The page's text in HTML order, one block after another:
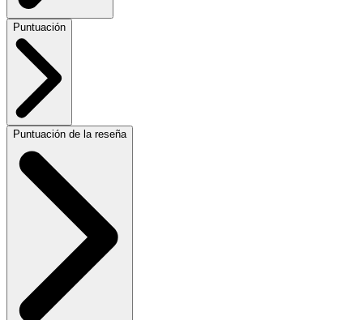
Puntuación
Puntuación de la reseña